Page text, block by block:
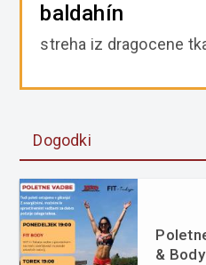
baldahín
streha iz dragocene
Dogodki
& Body